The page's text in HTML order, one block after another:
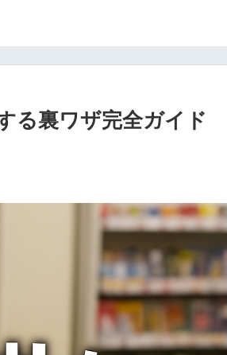
る裏ワザ完全ガイド